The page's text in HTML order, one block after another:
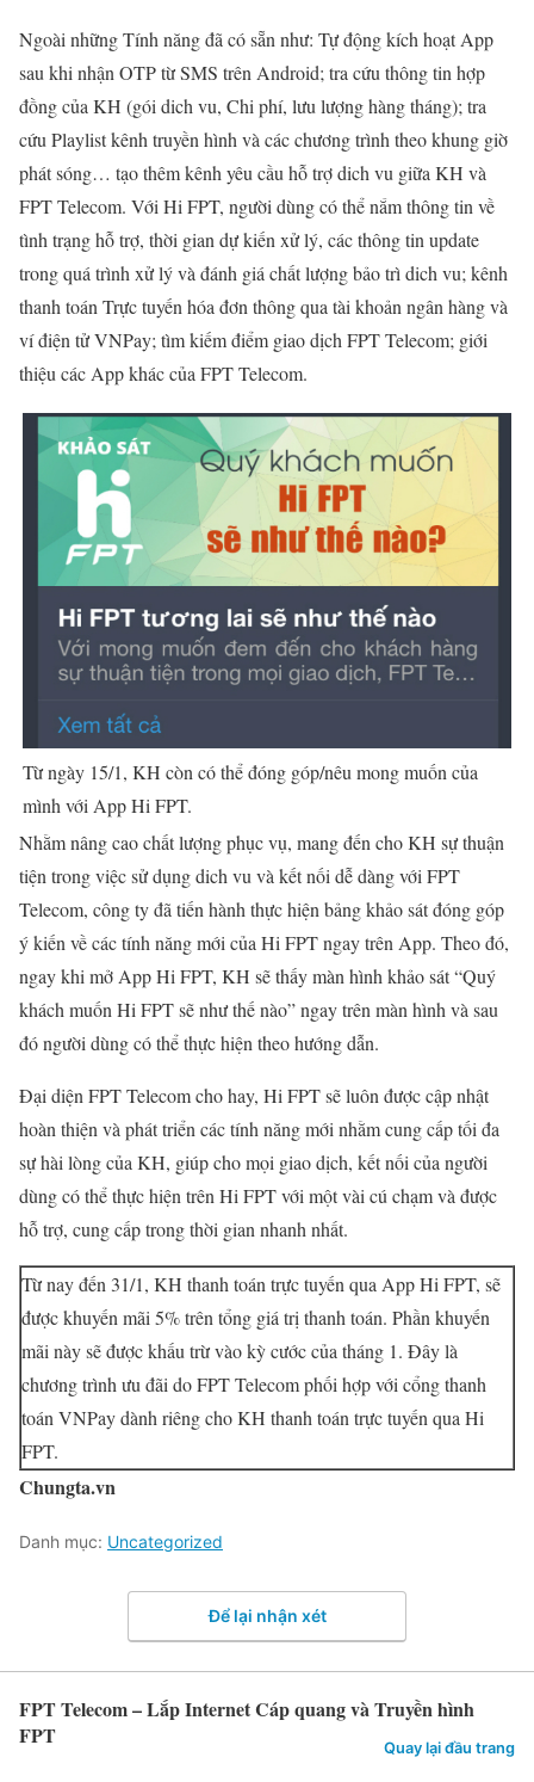
Ngoài những Tính năng đã có sẵn như: Tự động kích hoạt App
sau khi nhận OTP từ SMS trên Android; tra cứu thông tin hợp
đồng của KH (gói dich vu, Chi phí, lưu lượng hàng tháng); tra
cứu Playlist kênh truyền hình và các chương trình theo khung giờ
phát sóng… tạo thêm kênh yêu cầu hỗ trợ dich vu giữa KH và
FPT Telecom. Với Hi FPT, người dùng có thể nắm thông tin về
tình trạng hỗ trợ, thời gian dự kiến xử lý, các thông tin update
trong quá trình xử lý và đánh giá chất lượng bảo trì dich vu; kênh
thanh toán Trực tuyến hóa đơn thông qua tài khoản ngân hàng và
ví điện tử VNPay; tìm kiếm điểm giao dịch FPT Telecom; giới
thiệu các App khác của FPT Telecom.
Từ ngày 15/1, KH còn có thể đóng góp/nêu mong muốn của
mình với App Hi FPT.
Nhằm nâng cao chất lượng phục vụ, mang đến cho KH sự thuận
tiện trong việc sử dụng dich vu và kết nối dễ dàng với FPT
Telecom, công ty đã tiến hành thực hiện bảng khảo sát đóng góp
ý kiến về các tính năng mới của Hi FPT ngay trên App. Theo đó,
ngay khi mở App Hi FPT, KH sẽ thấy màn hình khảo sát “Quý
khách muốn Hi FPT sẽ như thế nào” ngay trên màn hình và sau
đó người dùng có thể thực hiện theo hướng dẫn.
Đại diện FPT Telecom cho hay, Hi FPT sẽ luôn được cập nhật
hoàn thiện và phát triển các tính năng mới nhằm cung cấp tối đa
sự hài lòng của KH, giúp cho mọi giao dịch, kết nối của người
dùng có thể thực hiện trên Hi FPT với một vài cú chạm và được
hỗ trợ, cung cấp trong thời gian nhanh nhất.
Từ nay đến 31/1, KH thanh toán trực tuyến qua App Hi FPT, sẽ
được khuyến mãi 5% trên tổng giá trị thanh toán. Phần khuyến
mãi này sẽ được khấu trừ vào kỳ cước của tháng 1. Đây là
chương trình ưu đãi do FPT Telecom phối hợp với cổng thanh
toán VNPay dành riêng cho KH thanh toán trực tuyến qua Hi
FPT.
Chungta.vn
Danh mục: Uncategorized
Để lại nhận xét
FPT Telecom – Lắp Internet Cáp quang và Truyền hình
FPT
Quay lại đầu trang